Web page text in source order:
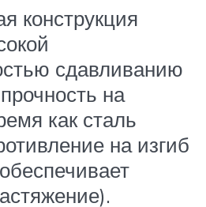
конструкция
сдавливанию
на
как сталь
на изгиб